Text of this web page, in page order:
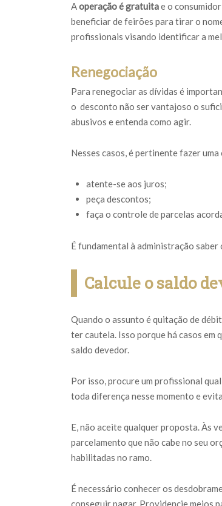
Aoperação é gratuitae o
beneficiar de feirões para tirar o
profissionais visando identificar a
Renegociação
Para renegociar as dívidas é
o desconto não ser vantajoso o
abusivos e entenda como agir.
Nesses casos, é pertinente fazer
atente-se aos juros;
peça descontos;
faça o controle de parcelas
É fundamental à administração
Calcule o saldo
Quando o assunto é quitação de
ter cautela. Isso porque há casos em
saldo devedor.
Por isso, procure um profissional
toda diferença nesse momento e
E, não aceite qualquer proposta. Às
parcelamento que não cabe no seu
habilitadas no ramo.
É necessário conhecer os
conseguir pagar. Providencie meios